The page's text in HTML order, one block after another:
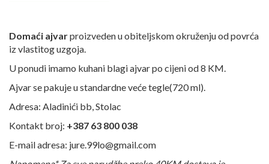
Domaći ajvarproizveden u obiteljskom okruženju od povrća
iz vlastitog uzgoja.
U ponudi imamo kuhani blagi ajvar po cijeni od 8 KM.
Ajvar se pakuje u standardne veće tegle(720 ml).
Adresa: Aladinići bb, Stolac
Kontakt broj: +387 63 800 038
E-mail adresa: jure.99lo@gmail.com